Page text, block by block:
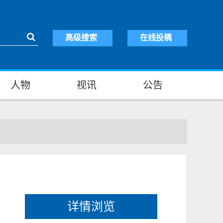
在线投稿
高级搜索
人物 视讯 公告
详情浏览